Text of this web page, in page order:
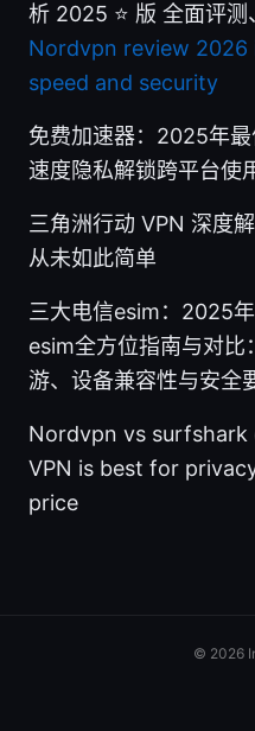
析 2025 ⭐ 版 全面评
Nordvpn review
speed and security
免费加速器：2025年
速度隐私解锁跨平台使
三角洲行动 VPN 深度
从未如此简单
三大电信esim：2025
esim全方位指南与对比
游、设备兼容性与安全
Nordvpn vs
VPN is best for
price
© 2026